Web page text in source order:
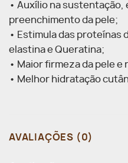
• Auxílio na sustentação,
preenchimento da pele;
• Estimula das proteínas
elastina e Queratina;
• Maior firmeza da pele e
• Melhor hidratação
AVALIAÇÕES (0)